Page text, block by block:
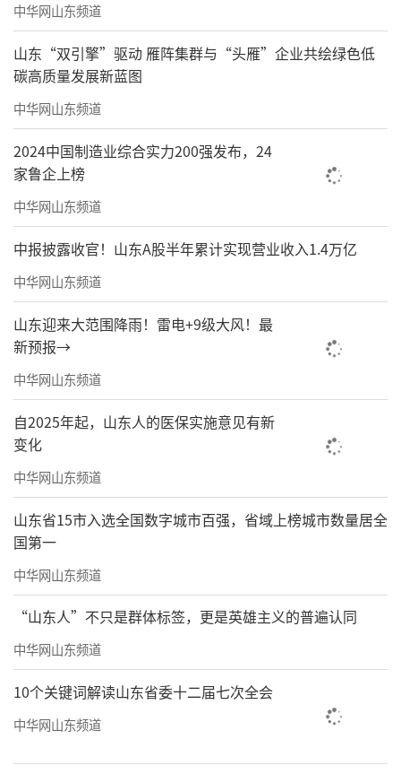
中华网山东频道
山东“双引擎”驱动 雁阵集群与“头雁”企业共绘绿色低
碳高质量发展新蓝图
中华网山东频道
2024中国制造业综合实力200强发布，24
家鲁企上榜
中华网山东频道
中报披露收官！山东A股半年累计实现营业收入1.4万亿
中华网山东频道
山东迎来大范围降雨！雷电+9级大风！最
新预报→
中华网山东频道
自2025年起，山东人的医保实施意见有新
变化
中华网山东频道
山东省15市入选全国数字城市百强，省域上榜城市数量居全
国第一
中华网山东频道
“山东人”不只是群体标签，更是英雄主义的普遍认同
中华网山东频道
10个关键词解读山东省委十二届七次全会
中华网山东频道